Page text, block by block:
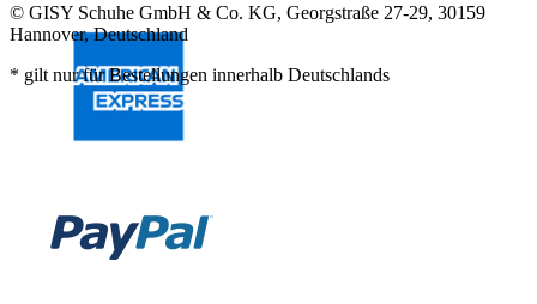
© GISY Schuhe GmbH & Co. KG, Georgstraße 27-29, 30159
Hannover, Deutschland
* gilt nur für Bestellungen innerhalb Deutschlands